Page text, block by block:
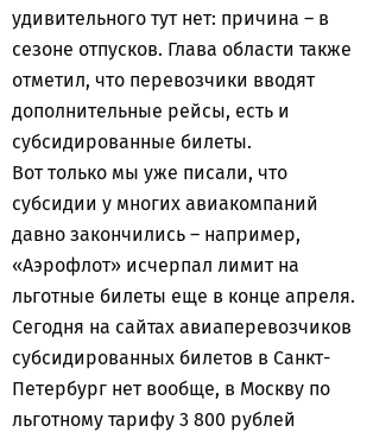
удивительного тут нет: причина – в
сезоне отпусков. Глава области также
отметил, что перевозчики вводят
дополнительные рейсы, есть и
субсидированные билеты.
Вот только мы уже писали, что
субсидии у многих авиакомпаний
давно закончились – например,
«Аэрофлот» исчерпал лимит на
льготные билеты еще в конце апреля.
Сегодня на сайтах авиаперевозчиков
субсидированных билетов в Санкт-
Петербург нет вообще, в Москву по
льготному тарифу 3 800 рублей